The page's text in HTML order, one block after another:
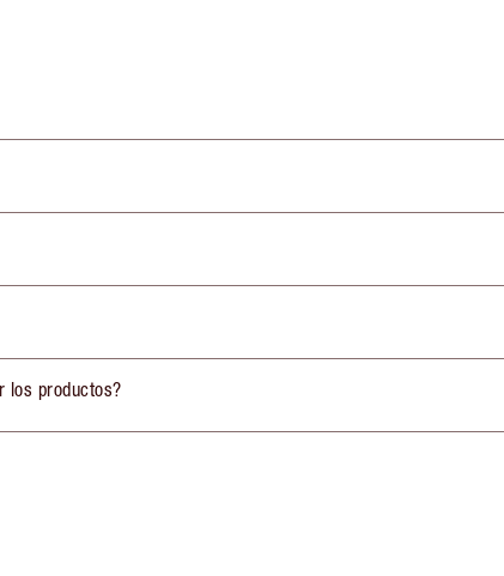
los productos?